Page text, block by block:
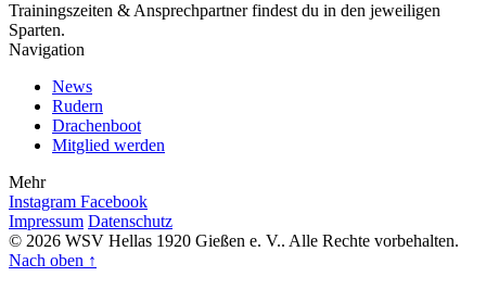
Trainingszeiten & Ansprechpartner findest du in den jeweiligen
Sparten.
Navigation
News
Rudern
Drachenboot
Mitglied werden
Mehr
Instagram Facebook
Impressum Datenschutz
© 2026 WSV Hellas 1920 Gießen e. V.. Alle Rechte vorbehalten.
Nach oben ↑